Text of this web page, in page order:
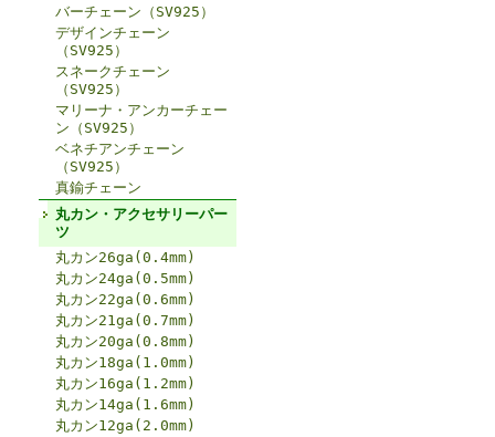
バーチェーン（SV925）
デザインチェーン
（SV925）
スネークチェーン
（SV925）
マリーナ・アンカーチェー
ン（SV925）
ベネチアンチェーン
（SV925）
真鍮チェーン
丸カン・アクセサリーパー
ツ
丸カン26ga(0.4mm)
丸カン24ga(0.5mm)
丸カン22ga(0.6mm)
丸カン21ga(0.7mm)
丸カン20ga(0.8mm)
丸カン18ga(1.0mm)
丸カン16ga(1.2mm)
丸カン14ga(1.6mm)
丸カン12ga(2.0mm)